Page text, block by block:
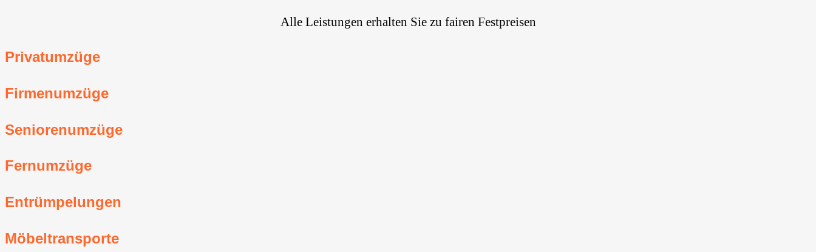
Alle Leistungen erhalten Sie zu fairen Festpreisen
Privatumzüge
Firmenumzüge
Seniorenumzüge
Fernumzüge
Entrümpelungen
Möbeltransporte